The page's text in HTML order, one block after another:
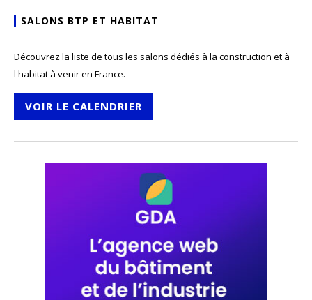
SALONS BTP ET HABITAT
Découvrez la liste de tous les salons dédiés à la construction et à
l'habitat à venir en France.
VOIR LE CALENDRIER